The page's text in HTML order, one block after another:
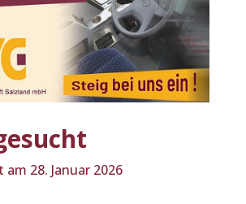
28. Januar 2026